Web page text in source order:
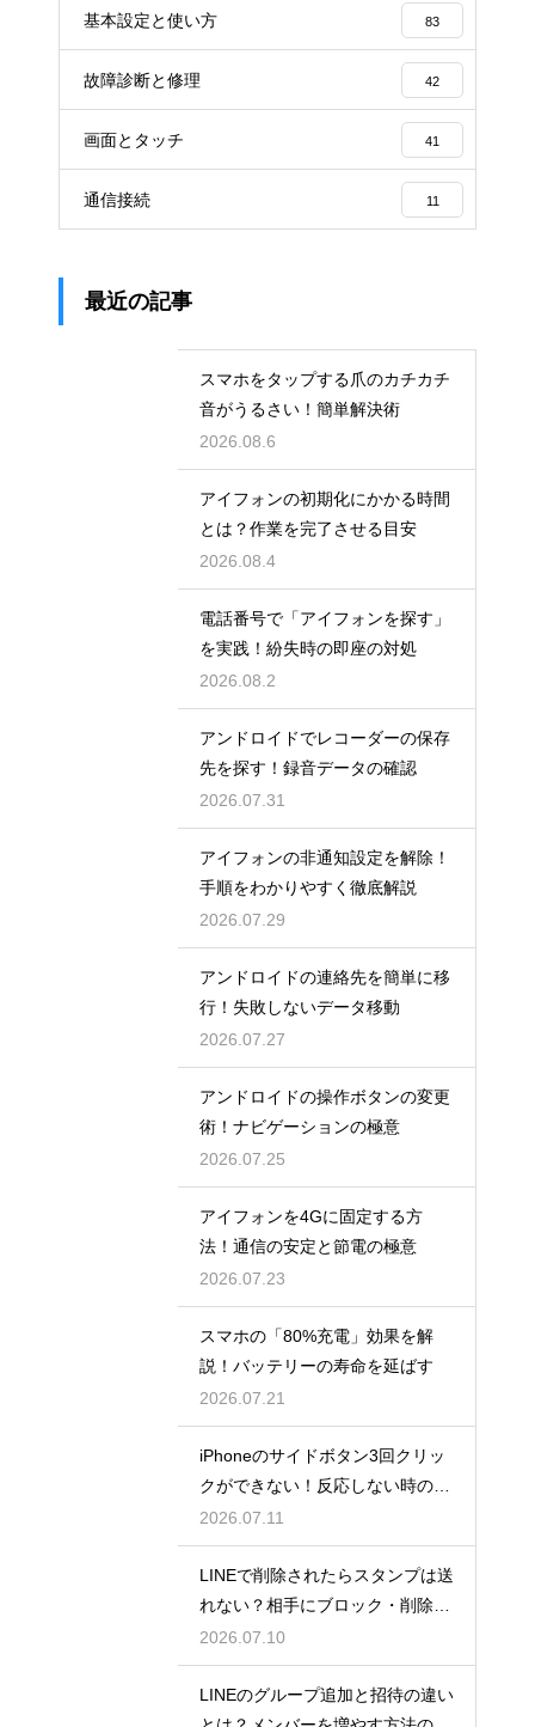
基本設定と使い方 83
故障診断と修理 42
画面とタッチ 41
通信接続 11
最近の記事
スマホをタップする爪のカチカチ
音がうるさい！簡単解決術
2026.08.6
アイフォンの初期化にかかる時間
とは？作業を完了させる目安
2026.08.4
電話番号で「アイフォンを探す」
を実践！紛失時の即座の対処
2026.08.2
アンドロイドでレコーダーの保存
先を探す！録音データの確認
2026.07.31
アイフォンの非通知設定を解除！
手順をわかりやすく徹底解説
2026.07.29
アンドロイドの連絡先を簡単に移
行！失敗しないデータ移動
2026.07.27
アンドロイドの操作ボタンの変更
術！ナビゲーションの極意
2026.07.25
アイフォンを4Gに固定する方
法！通信の安定と節電の極意
2026.07.23
スマホの「80%充電」効果を解
説！バッテリーの寿命を延ばす
2026.07.21
iPhoneのサイドボタン3回クリッ
クができない！反応しない時の原
因と対処法
2026.07.11
LINEで削除されたらスタンプは送
れない？相手にブロック・削除さ
れた時のメッセージ送信の挙動
2026.07.10
LINEのグループ追加と招待の違い